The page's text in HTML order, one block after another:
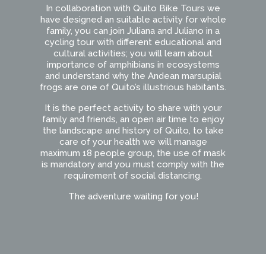
In collaboration with Quito Bike Tours we
have designed an suitable activity for whole
family, you can join Juliana and Juliano in a
cycling tour with different educational and
cultural activities; you will learn about
importance of amphibians in ecosystems
and understand why the Andean marsupial
frogs are one of Quito’s illustrious habitants.
It is the perfect activity to share with your
family and friends, an open air time to enjoy
the landscape and history of Quito, to take
care of your health we will manage
maximum 18 people group, the use of mask
is mandatory and you must comply with the
requirement of social distancing.
The adventure waiting for you!